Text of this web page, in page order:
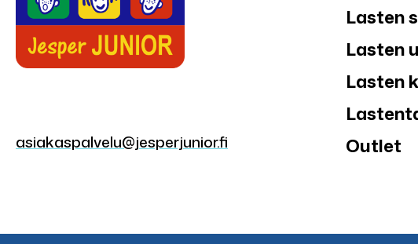
asiakaspalvelu@jesperjunior.fi
Lasten
Lasten
Lasten
Outlet